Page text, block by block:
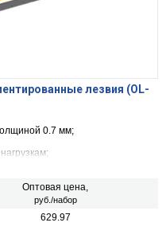
лезвия (OL-
0.7 мм;
Оптовая цена,
руб./набор
629.97